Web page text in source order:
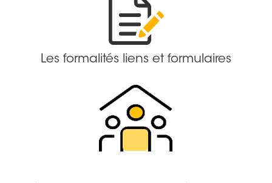
Les formalités liens et formulaires